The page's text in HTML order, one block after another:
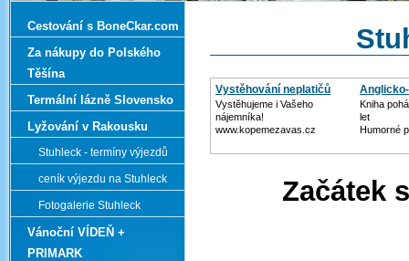
Vystěhování neplatičů
Vystěhujeme i Vašeho
nájemníka!
www.kopemezavas.cz
Kniha
let
Humorné
Začátek
Cestování s BoneCkar.com
Za nákupy do Polského
Těšína
Termální lázně Slovensko
Lyžování v Rakousku
Stuhleck - termíny výjezdů
ceník výjezdu na Stuhleck
Fotogalerie Stuhleck
Vánoční VÍDEŇ +
PRIMARK